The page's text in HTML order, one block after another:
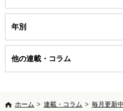
年別
他の連載・コラム
ホーム > 連載・コラム > 毎月更新